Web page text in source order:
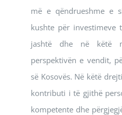
më e qëndrueshme e
kushte për investimeve
jashtë dhe në këtë
perspektivën e vendit,
së Kosovës. Në këtë
kontributi i të gjithë
kompetente dhe